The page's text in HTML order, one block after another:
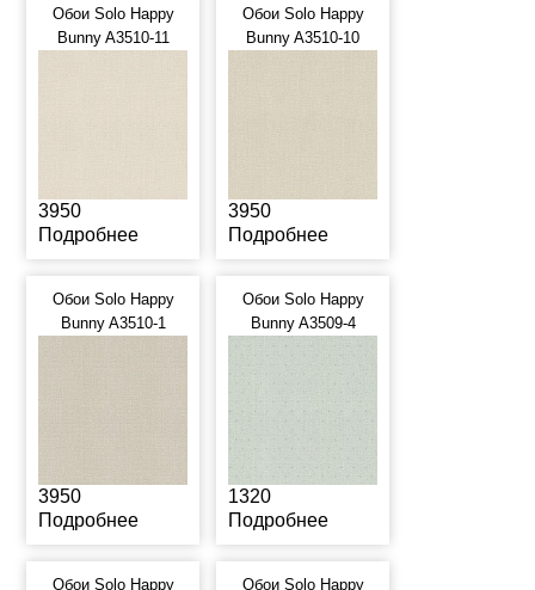
Обои Solo Happy
Bunny A3510-11
3950
Подробнее
Обои Solo Happy
Bunny A3510-10
3950
Подробнее
Обои Solo Happy
Bunny A3510-1
3950
Подробнее
Обои Solo Happy
Bunny A3509-4
1320
Подробнее
Обои Solo Happy Обои Solo Happy